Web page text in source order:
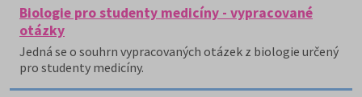
Biologie pro studenty medicíny - vypracované
otázky
Jedná se o souhrn vypracovaných otázek z biologie určený
pro studenty medicíny.